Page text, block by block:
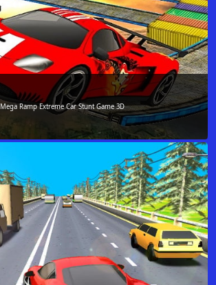
Mega Ramp Extreme Car Stunt Game 3D